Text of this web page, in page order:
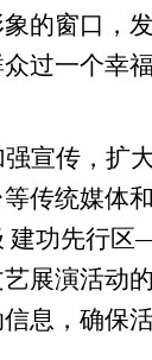
的窗口，
过一个幸
强宣传，扩
传统媒体
建功先行区
展演活动
息，确保